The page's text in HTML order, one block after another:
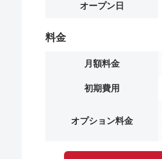
オープン日
料金
月額料金
初期費用
オプション料金